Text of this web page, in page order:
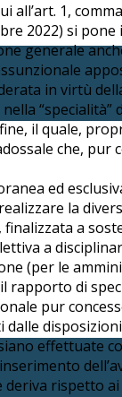
1,
2022) si
generale
in virtù
il quale,
che, pur
ed
la
finalizzata a
a
(per le
rapporto di
pur
effettuate
rispetto